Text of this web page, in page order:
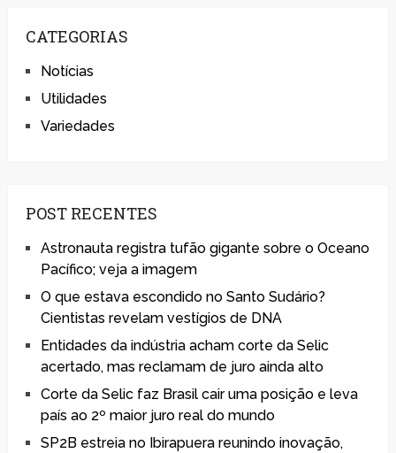
CATEGORIAS
Notícias
Utilidades
Variedades
POST RECENTES
Astronauta registra tufão gigante sobre o Oceano
Pacífico; veja a imagem
O que estava escondido no Santo Sudário?
Cientistas revelam vestígios de DNA
Entidades da indústria acham corte da Selic
acertado, mas reclamam de juro ainda alto
Corte da Selic faz Brasil cair uma posição e leva
país ao 2º maior juro real do mundo
SP2B estreia no Ibirapuera reunindo inovação,